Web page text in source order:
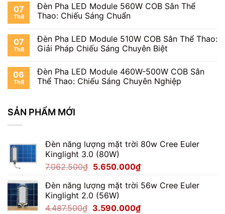
07
Th8
Đèn Pha LED Module 560W COB Sân Thể
Thao: Chiếu Sáng Chuẩn
07
Th8
Đèn Pha LED Module 510W COB Sân Thể Thao:
Giải Pháp Chiếu Sáng Chuyên Biệt
06
Th8
Đèn Pha LED Module 460W-500W COB Sân
Thể Thao: Chiếu Sáng Chuyên Nghiệp
SẢN PHẨM MỚI
Đèn năng lượng mặt trời 80w Cree Euler
Kinglight 3.0 (80W)
7.062.500₫ Giá
là:
7.062.500₫.
5.650.000₫Giá
tại
5.650.000₫.
Đèn năng lượng mặt trời 56w Cree Euler
Kinglight 2.0 (56W)
4.487.500₫ Giá
3.590.000₫Giá